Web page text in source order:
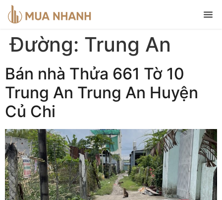
Đường: Trung An
Bán nhà Thửa 661 Tờ 10
Trung An Trung An Huyện
Củ Chi